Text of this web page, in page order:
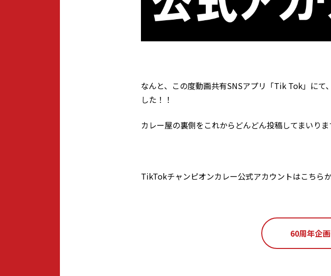
なんと、この度動画共有SNSアプリ「Tik Tok」に
した！！
カレー屋の裏側をこれからどんどん投稿してまいり
TikTokチャンピオンカレー公式アカウントはこちら
60周年企